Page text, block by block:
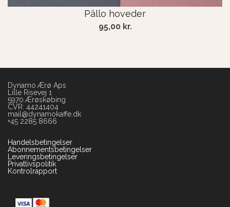
Pällo hoveder
95,00 kr.
Dynamo Ærø Aps
Lille Risevej 1
5970 Ærøskøbing
CVR: 44241404
mail@dynamokaffe.dk
+45 2285 8666
Handelsbetingelser
Abonnementsbetingelser
Leveringsbetingelser
Privatlivspolitik
Kontrolrapport